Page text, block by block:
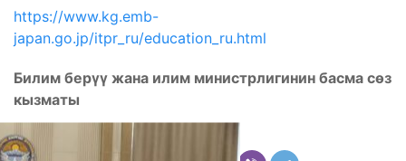
https://www.kg.emb-
japan.go.jp/itpr_ru/education_ru.html
Билим берүү жана илим министрлигинин басма сөз
кызматы